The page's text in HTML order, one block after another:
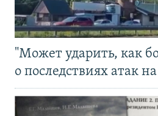
"Может ударить, как
о последствиях атак